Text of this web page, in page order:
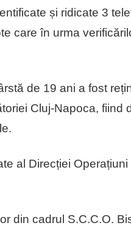
și ridicate 3
care în urma
de 19 ani a fost
Cluj-Napoca, fiind
al Direcției
din cadrul S.C.C.O.